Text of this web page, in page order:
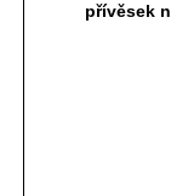
přívěsek